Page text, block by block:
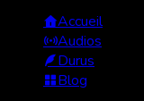
Accueil
Audios
Durus
Blog